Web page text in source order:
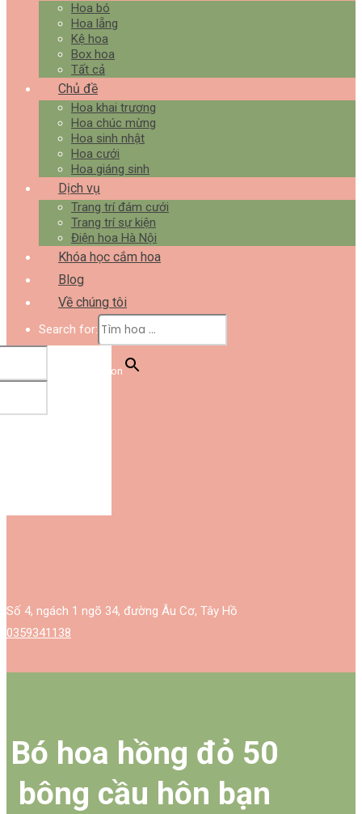
Hoa bó
Hoa lẵng
Kệ hoa
Box hoa
Tất cả
Chủ đề
Hoa khai trương
Hoa chúc mừng
Hoa sinh nhật
Hoa cưới
Hoa giáng sinh
Dịch vụ
Trang trí đám cưới
Trang trí sự kiện
Điện hoa Hà Nội
Khóa học cắm hoa
Blog
Về chúng tôi
Search for:
Search Button
Login
Số 4, ngách 1 ngõ 34, đường Âu Cơ, Tây Hồ
0359341138
Bó hoa hồng đỏ 50
bông cầu hôn bạn